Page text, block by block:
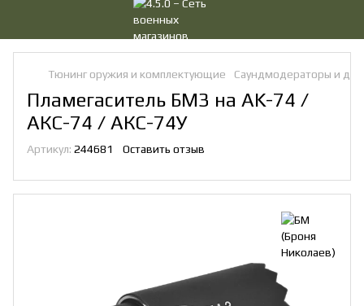
Тюнинг оружия и комплектующие Саундмодераторы и
Пламегаситель БМ3 на AK-74 /
АКС-74 / АКС-74У
Артикул: 244681 Оставить отзыв